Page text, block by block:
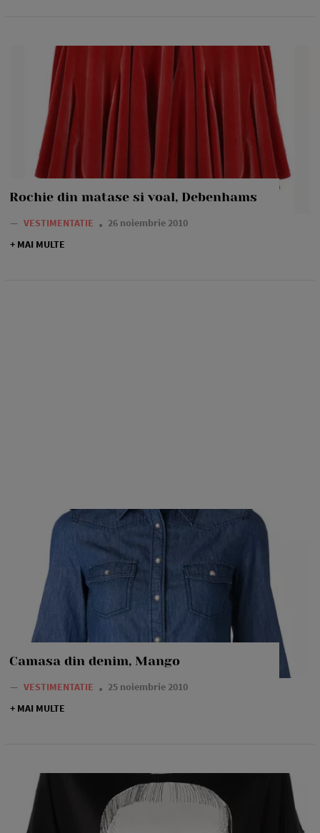
Rochie din matase si voal, Debenhams
— VESTIMENTATIE
26 noiembrie 2010
+ MAI MULTE
Camasa din denim, Mango
— VESTIMENTATIE
25 noiembrie 2010
+ MAI MULTE